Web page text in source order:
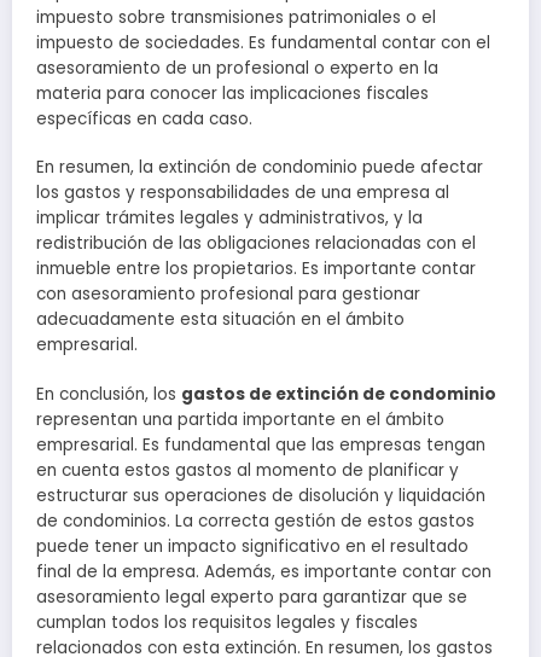
impuesto sobre transmisiones patrimoniales o el
impuesto de sociedades. Es fundamental contar con el
asesoramiento de un profesional o experto en la
materia para conocer las implicaciones fiscales
específicas en cada caso.
En resumen, la extinción de condominio puede afectar
los gastos y responsabilidades de una empresa al
implicar trámites legales y administrativos, y la
redistribución de las obligaciones relacionadas con el
inmueble entre los propietarios. Es importante contar
con asesoramiento profesional para gestionar
adecuadamente esta situación en el ámbito
empresarial.
En conclusión, los gastos de extinción de condominio
representan una partida importante en el ámbito
empresarial. Es fundamental que las empresas tengan
en cuenta estos gastos al momento de planificar y
estructurar sus operaciones de disolución y liquidación
de condominios. La correcta gestión de estos gastos
puede tener un impacto significativo en el resultado
final de la empresa. Además, es importante contar con
asesoramiento legal experto para garantizar que se
cumplan todos los requisitos legales y fiscales
relacionados con esta extinción. En resumen, los gastos